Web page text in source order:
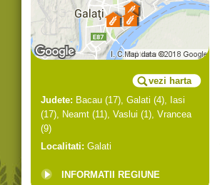
vezi harta
Judete: Bacau (17), Galati (4), Iasi
(17), Neamt (11), Vaslui (1), Vrancea
(9)
Localitati: Galati
INFORMATII REGIUNE